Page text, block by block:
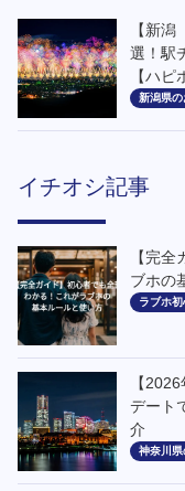
【新
選！駅
【ハピ
新潟県
イチオシ記事
【完
ブホの
ラブホ
【
デート
介
神奈川県